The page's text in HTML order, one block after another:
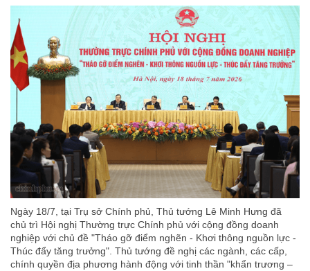
Ngày 18/7, tại Trụ sở Chính phủ, Thủ tướng Lê Minh Hưng đã
chủ trì Hội nghị Thường trực Chính phủ với cộng đồng doanh
nghiệp với chủ đề "Tháo gỡ điểm nghẽn - Khơi thông nguồn lực -
Thúc đẩy tăng trưởng". Thủ tướng đề nghị các ngành, các cấp,
chính quyền địa phương hành động với tinh thần "khẩn trương –